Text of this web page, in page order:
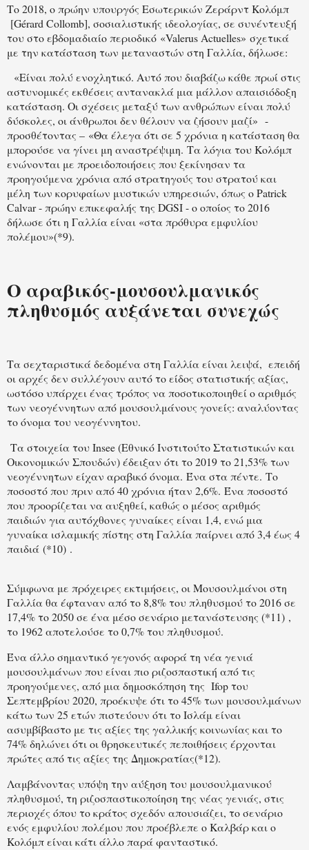
Το 2018, ο πρώην υπουργός Εσωτερικών Ζεράρντ Κολόμπ
[Gérard Collomb], σοσιαλιστικής ιδεολογίας, σε συνέντευξή
του στο εβδομαδιαίο περιοδικό «Valerus Actuelles» σχετικά
με την κατάσταση των μεταναστών στη Γαλλία, δήλωσε:
«Είναι πολύ ενοχλητικό. Αυτό που διαβάζω κάθε πρωί στις
αστυνομικές εκθέσεις αντανακλά μια μάλλον απαισιόδοξη
κατάσταση. Οι σχέσεις μεταξύ των ανθρώπων είναι πολύ
δύσκολες, οι άνθρωποι δεν θέλουν να ζήσουν μαζί» -
προσθέτοντας – «Θα έλεγα ότι σε 5 χρόνια η κατάσταση θα
μπορούσε να γίνει μη αναστρέψιμη. Τα λόγια του Κολόμπ
ενώνονται με προειδοποιήσεις που ξεκίνησαν τα
προηγούμενα χρόνια από στρατηγούς του στρατού και
μέλη των κορυφαίων μυστικών υπηρεσιών, όπως ο Patrick
Calvar - πρώην επικεφαλής της DGSI - ο οποίος το 2016
δήλωσε ότι η Γαλλία είναι «στα πρόθυρα εμφυλίου
πολέμου»(*9).
Ο αραβικός-μουσουλμανικός
πληθυσμός αυξάνεται συνεχώς
Τα σεχταριστικά δεδομένα στη Γαλλία είναι λειψά, επειδή
οι αρχές δεν συλλέγουν αυτό το είδος στατιστικής αξίας,
ωστόσο υπάρχει ένας τρόπος να ποσοτικοποιηθεί ο αριθμός
των νεογέννητων από μουσουλμάνους γονείς: αναλύοντας
το όνομα του νεογέννητου.
Τα στοιχεία του Insee (Εθνικό Ινστιτούτο Στατιστικών και
Οικονομικών Σπουδών) έδειξαν ότι το 2019 το 21,53% των
νεογέννητων είχαν αραβικό όνομα. Ένα στα πέντε. Το
ποσοστό που πριν από 40 χρόνια ήταν 2,6%. Ένα ποσοστό
που προορίζεται να αυξηθεί, καθώς ο μέσος αριθμός
παιδιών για αυτόχθονες γυναίκες είναι 1,4, ενώ μια
γυναίκα ισλαμικής πίστης στη Γαλλία παίρνει από 3,4 έως 4
παιδιά (*10) .
Σύμφωνα με πρόχειρες εκτιμήσεις, οι Μουσουλμάνοι στη
Γαλλία θα έφταναν από το 8,8% του πληθυσμού το 2016 σε
17,4% το 2050 σε ένα μέσο σενάριο μετανάστευσης (*11) ,
το 1962 αποτελούσε το 0,7% του πληθυσμού.
Ένα άλλο σημαντικό γεγονός αφορά τη νέα γενιά
μουσουλμάνων που είναι πιο ριζοσπαστική από τις
προηγούμενες, από μια δημοσκόπηση της Ifop του
Σεπτεμβρίου 2020, προέκυψε ότι το 45% των μουσουλμάνων
κάτω των 25 ετών πιστεύουν ότι το Ισλάμ είναι
ασυμβίβαστο με τις αξίες της γαλλικής κοινωνίας και το
74% δηλώνει ότι οι θρησκευτικές πεποιθήσεις έρχονται
πρώτες από τις αξίες της Δημοκρατίας(*12).
Λαμβάνοντας υπόψη την αύξηση του μουσουλμανικού
πληθυσμού, τη ριζοσπαστικοποίηση της νέας γενιάς, στις
περιοχές όπου το κράτος σχεδόν απουσιάζει, το σενάριο
ενός εμφυλίου πολέμου που προέβλεπε ο Καλβάρ και ο
Κολόμπ είναι κάτι άλλο παρά φανταστικό.